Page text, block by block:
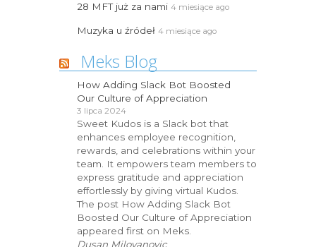
28 MFT już za nami 4 miesiące ago
Muzyka u źródeł 4 miesiące ago
Meks Blog
How Adding Slack Bot Boosted
Our Culture of Appreciation
3 lipca 2024
Sweet Kudos is a Slack bot that
enhances employee recognition,
rewards, and celebrations within your
team. It empowers team members to
express gratitude and appreciation
effortlessly by giving virtual Kudos.
The post How Adding Slack Bot
Boosted Our Culture of Appreciation
appeared first on Meks.
Dusan Milovanovic